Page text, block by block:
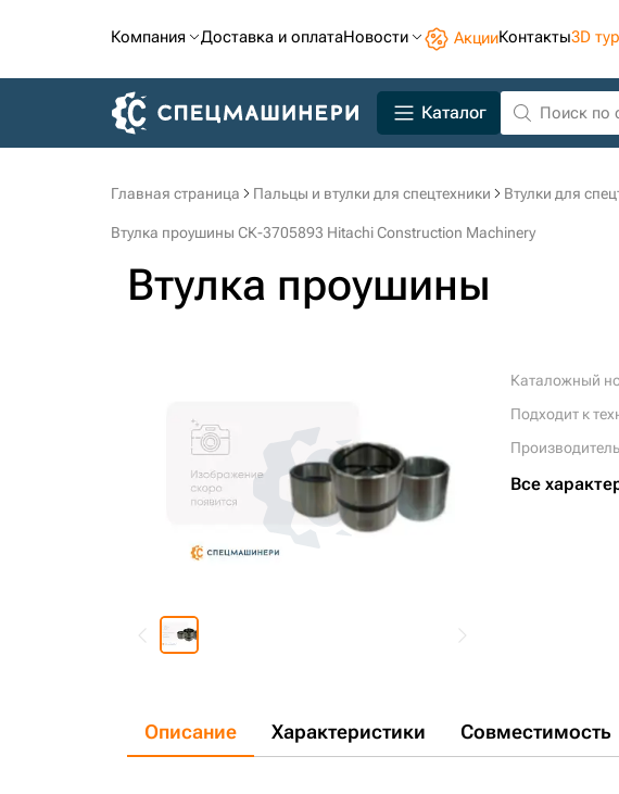
Компания Доставка и оплатаНовости АкцииКонтакты3D тур
Каталог
Главная страница Пальцы и втулки для спецтехники Втулки для
Втулка проушины СК-3705893 Hitachi Construction Machinery
Втулка проушины
Каталожный
Подходит к
Все
Описание Характеристики Совместимость